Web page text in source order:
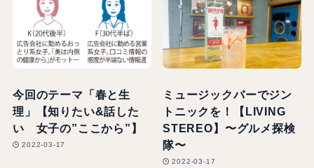
今回のテーマ「春と生
理」【知りたい&話した
い 女子の”ここから”】
2022-03-17
ミュージックバーでジン
トニックを！【LIVING
STEREO】〜グルメ探検
隊〜
2022-03-17